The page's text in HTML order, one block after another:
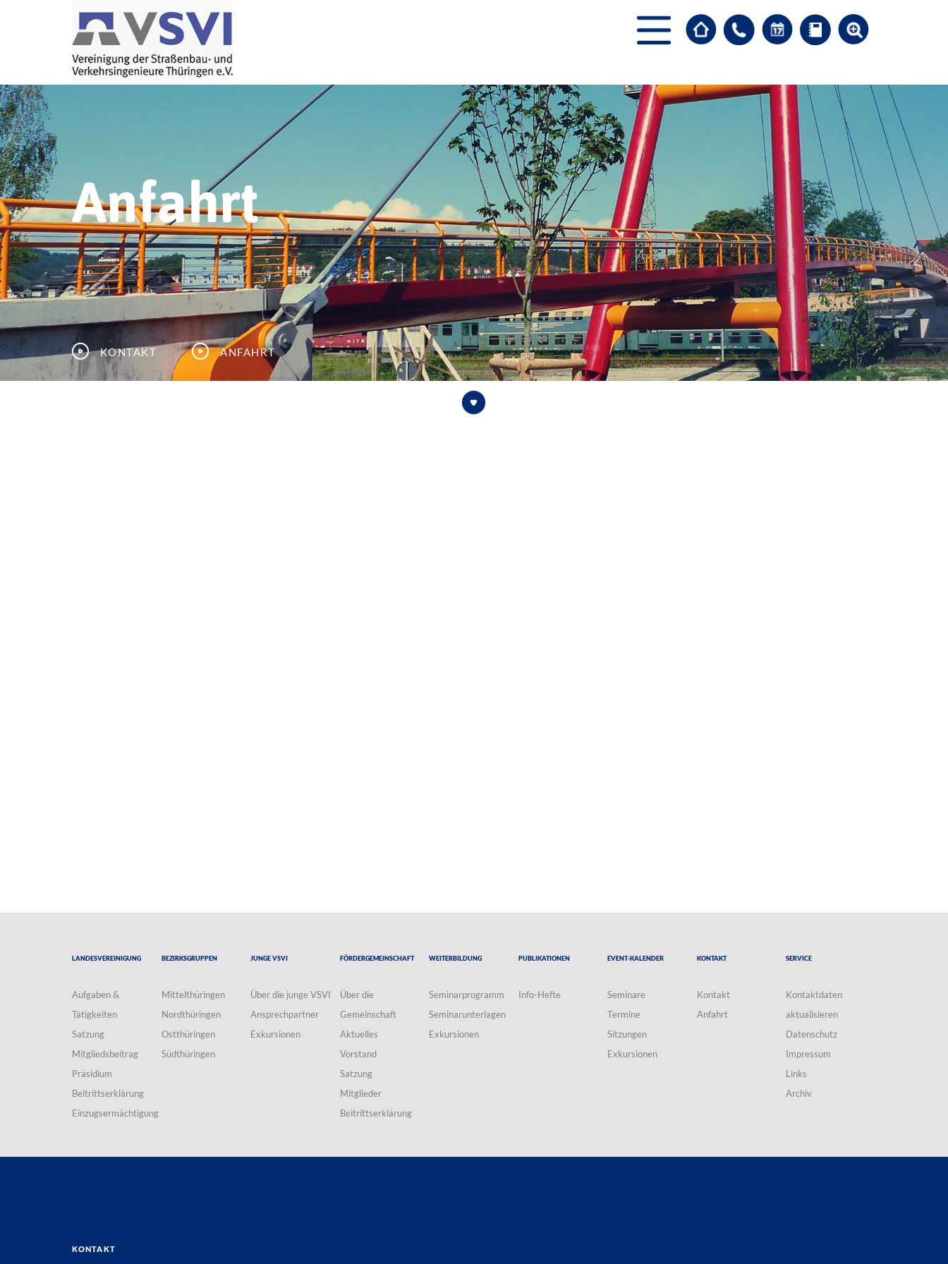
Anfahrt
Kontakt Anfahrt
Landesvereinigung
Aufgaben &
Tätigkeiten
Satzung
Mitgliedsbeitrag
Präsidium
Beitrittserklärung
Einzugsermächtigung
Bezirksgruppen
Mittelthüringen
Nordthüringen
Ostthüringen
Südthüringen
Junge VSVI
Über die junge VSVI
Ansprechpartner
Exkursionen
Fördergemeinschaft
Über die
Gemeinschaft
Aktuelles
Vorstand
Satzung
Mitglieder
Beitrittserklärung
Weiterbildung
Seminarprogramm
Seminarunterlagen
Exkursionen
Publikationen
Info-Hefte
Event-Kalender
Seminare
Termine
Sitzungen
Exkursionen
Kontakt
Kontakt
Anfahrt
Service
Kontaktdaten
aktualisieren
Datenschutz
Impressum
Links
Archiv
Kontakt